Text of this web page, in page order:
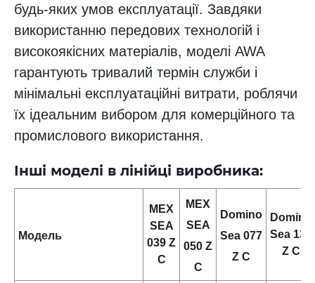
будь-яких умов експлуатації. Завдяки
використанню передових технологій і
високоякісних матеріалів, моделі AWA
гарантують тривалий термін служби і
мінімальні експлуатаційні витрати, роблячи
їх ідеальним вибором для комерційного та
промислового використання.
Інші моделі в лінійці виробника:
Модель
MEX
SEA
039 Z
C
MEX
SEA
050 Z
C
Domino
Sea 077
Z C
Domino
Sea 135
Z C